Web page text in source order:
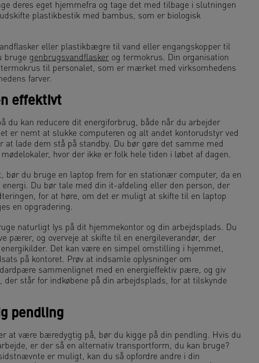
deres eget hjemmefra og tage det med tilbage i slutningen
plastikbestik med bambus, som er biologisk
eller plastikbægre til vand eller engangskopper til
bruge genbrugsvandflasker og termokrus. Din organisation
termokrus til personalet, som er mærket med virksomhedens
farver.
effektivt
du kan reducere dit energiforbrug, både når du arbejder
er nemt at slukke computeren og alt andet kontorudstyr ved
at lade dem stå på standby. Du bør gøre det samme med
hvor der ikke er folk hele tiden i løbet af dagen.
bør du bruge en laptop frem for en stationær computer, da en
Du bør tale med din it-afdeling eller den person, der
for at høre, om det er muligt at skifte til en laptop
en opgradering.
naturligt lys på dit hjemmekontor og din arbejdsplads. Du
pærer, og overveje at skifte til en energileverandør, der
Det kan være en simpel omstilling i hjemmet,
på kontoret. Prøv at indsamle oplysninger om
sammenlignet med en energieffektiv pære, og giv
der står for indkøbene på din arbejdsplads, for at tilskynde
pendling
at være bæredygtig på, bør du kigge på din pendling. Hvis du
er der så en alternativ transportform, du kan bruge?
er muligt, kan du så opfordre andre i din